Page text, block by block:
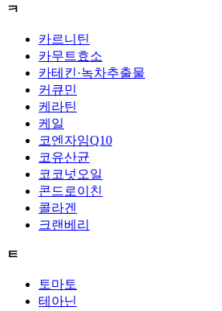
ㅋ
카르니틴
카무트효소
카테킨·녹차추출물
커큐민
케라틴
케일
코엔자임Q10
코유산균
코코넛오일
콘드로이친
콜라겐
크랜베리
ㅌ
토마토
테아닌